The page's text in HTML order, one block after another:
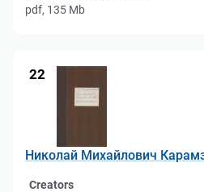
pdf, 135 Mb
22
Николай Михайлович
Creators